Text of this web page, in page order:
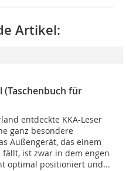
Artikel:
(Taschenbuch für
entdeckte KKA-Leser
ganz besondere
Außengerät, das einem
fällt, ist zwar in dem engen
optimal positioniert und...